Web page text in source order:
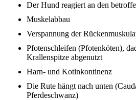
Der Hund reagiert an den
Muskelabbau
Verspannung der
Pfotenschleifen (Pfotenköten),
Krallenspitze abgenutzt
Harn- und Kotinkontinenz
Die Rute hängt nach unten
Pferdeschwanz)